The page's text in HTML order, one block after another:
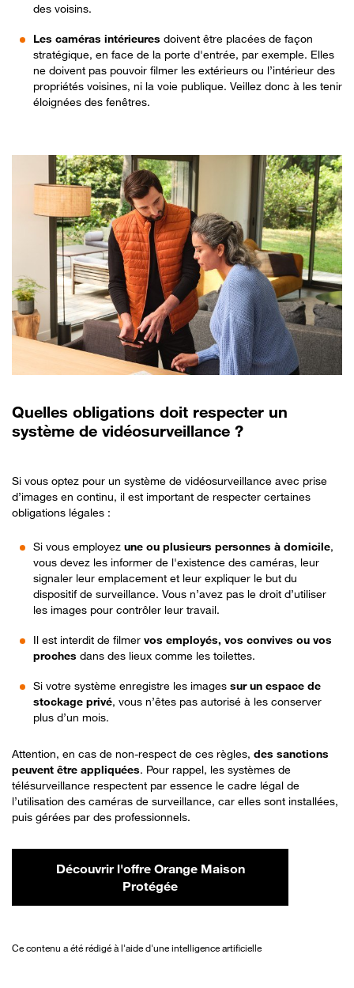
des voisins.
Les caméras intérieures doivent être placées de façon
stratégique, en face de la porte d'entrée, par exemple. Elles
ne doivent pas pouvoir filmer les extérieurs ou l’intérieur des
propriétés voisines, ni la voie publique. Veillez donc à les tenir
éloignées des fenêtres.
Quelles obligations doit respecter un
système de vidéosurveillance ?
Si vous optez pour un système de vidéosurveillance avec prise
d’images en continu, il est important de respecter certaines
obligations légales :
Si vous employez une ou plusieurs personnes à domicile,
vous devez les informer de l'existence des caméras, leur
signaler leur emplacement et leur expliquer le but du
dispositif de surveillance. Vous n’avez pas le droit d’utiliser
les images pour contrôler leur travail.
Il est interdit de filmer vos employés, vos convives ou vos
proches dans des lieux comme les toilettes.
Si votre système enregistre les images sur un espace de
stockage privé, vous n’êtes pas autorisé à les conserver
plus d’un mois.
Attention, en cas de non-respect de ces règles, des sanctions
peuvent être appliquées. Pour rappel, les systèmes de
télésurveillance respectent par essence le cadre légal de
l’utilisation des caméras de surveillance, car elles sont installées,
puis gérées par des professionnels.
Découvrir l'offre Orange Maison
Protégée
Ce contenu a été rédigé à l'aide d'une intelligence artificielle